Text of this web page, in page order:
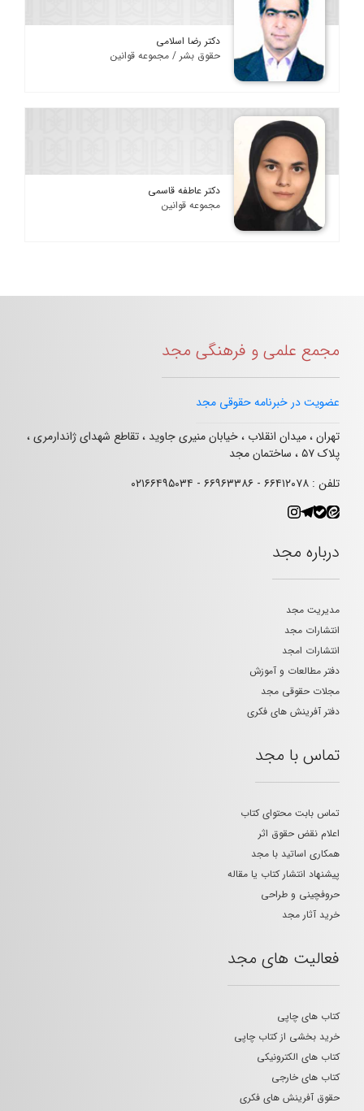
دکتر رضا اسلامی
حقوق بشر / مجموعه قوانین
دکتر عاطفه قاسمی
مجموعه قوانین
مجمع علمی و فرهنگی مجد
عضویت در خبرنامه حقوقی مجد
تهران ، میدان انقلاب ، خیابان منیری جاوید ، تقاطع شهدای ژاندارمری ،
پلاک ۵۷ ، ساختمان مجد
تلفن : ۶۶۴۱۲۰۷۸ - ۶۶۹۶۳۳۸۶ - ۰۲۱۶۶۴۹۵۰۳۴
درباره مجد
مدیریت مجد
انتشارات مجد
انتشارات امجد
دفتر مطالعات و آموزش
مجلات حقوقی مجد
دفتر آفرینش های فکری
تماس با مجد
تماس بابت محتوای کتاب
اعلام نقض حقوق اثر
همکاری اساتید با مجد
پیشنهاد انتشار کتاب یا مقاله
حروفچینی و طراحی
خرید آثار مجد
فعالیت های مجد
کتاب های چاپی
خرید بخشی از کتاب چاپی
کتاب های الکترونیکی
کتاب های خارجی
حقوق آفرینش های فکری